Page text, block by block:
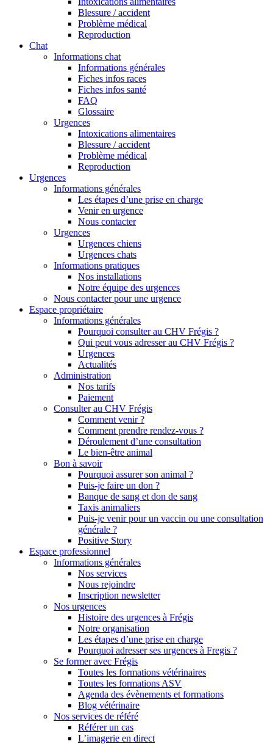
Blessure / accident
Problème médical
Reproduction
Chat
Informations chat
Informations générales
Fiches infos races
Fiches infos santé
FAQ
Glossaire
Urgences
Intoxications alimentaires
Blessure / accident
Problème médical
Reproduction
Urgences
Informations générales
Les étapes d’une prise en charge
Venir en urgence
Nous contacter
Urgences
Urgences chiens
Urgences chats
Informations pratiques
Nos installations
Notre équipe des urgences
Nous contacter pour une urgence
Espace propriétaire
Informations générales
Pourquoi consulter au CHV Frégis ?
Qui peut vous adresser au CHV Frégis ?
Urgences
Actualités
Administration
Nos tarifs
Paiement
Consulter au CHV Frégis
Comment venir ?
Comment prendre rendez-vous ?
Déroulement d’une consultation
Le bien-être animal
Bon à savoir
Pourquoi assurer son animal ?
Puis-je faire un don ?
Banque de sang et don de sang
Taxis animaliers
Puis-je venir pour un vaccin ou une consultation
générale ?
Positive Story
Espace professionnel
Informations générales
Nos services
Nous rejoindre
Inscription newsletter
Nos urgences
Histoire des urgences à Frégis
Notre organisation
Les étapes d’une prise en charge
Pourquoi adresser ses urgences à Fregis ?
Se former avec Frégis
Toutes les formations vétérinaires
Toutes les formations ASV
Agenda des évènements et formations
Blog vétérinaire
Nos services de référé
Référer un cas
L’imagerie en direct